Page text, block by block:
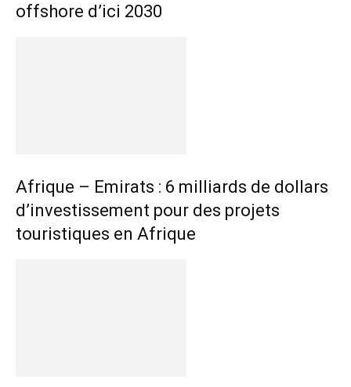
offshore d’ici 2030
Afrique – Emirats : 6 milliards de dollars
d’investissement pour des projets
touristiques en Afrique